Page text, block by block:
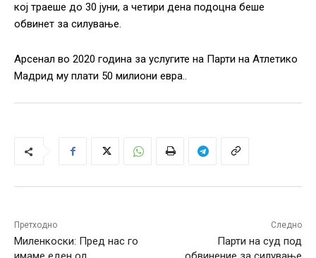
кој траеше до 30 јуни, а четири дена подоцна беше
обвинет за силување.
Арсенал во 2020 година за услугите на Парти на Атлетико
Мадрид му плати 50 милиони евра..
Претходно
Миленкоски: Пред нас го
Следно
Парти на суд под